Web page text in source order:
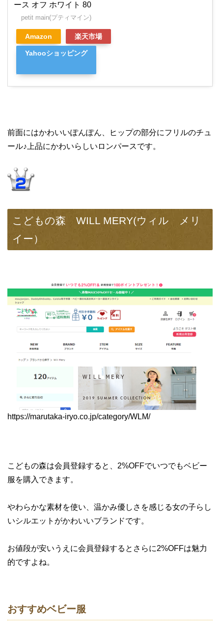
ース オフ ホワイト 80
petit main(プティマイン)
Amazon 楽天市場
Yahooショッピング
前面にはかわいいぽんぽん、ヒップの部分にフリルのチュ
ール♪上品にかわいらしいロンパースです。
こどもの森 WILL MERY(ウィル メリ
イー）
https://marutaka-iryo.co.jp/category/WLM/
こどもの森は会員登録すると、2%OFFでいつでもベビー
服を購入できます。
やわらかな素材を使い、温かみ優しさを感じる女の子らし
いシルエットがかわいいブランドです。
お値段が安いうえに会員登録するとさらに2%OFFは魅力
的ですよね。
おすすめベビー服